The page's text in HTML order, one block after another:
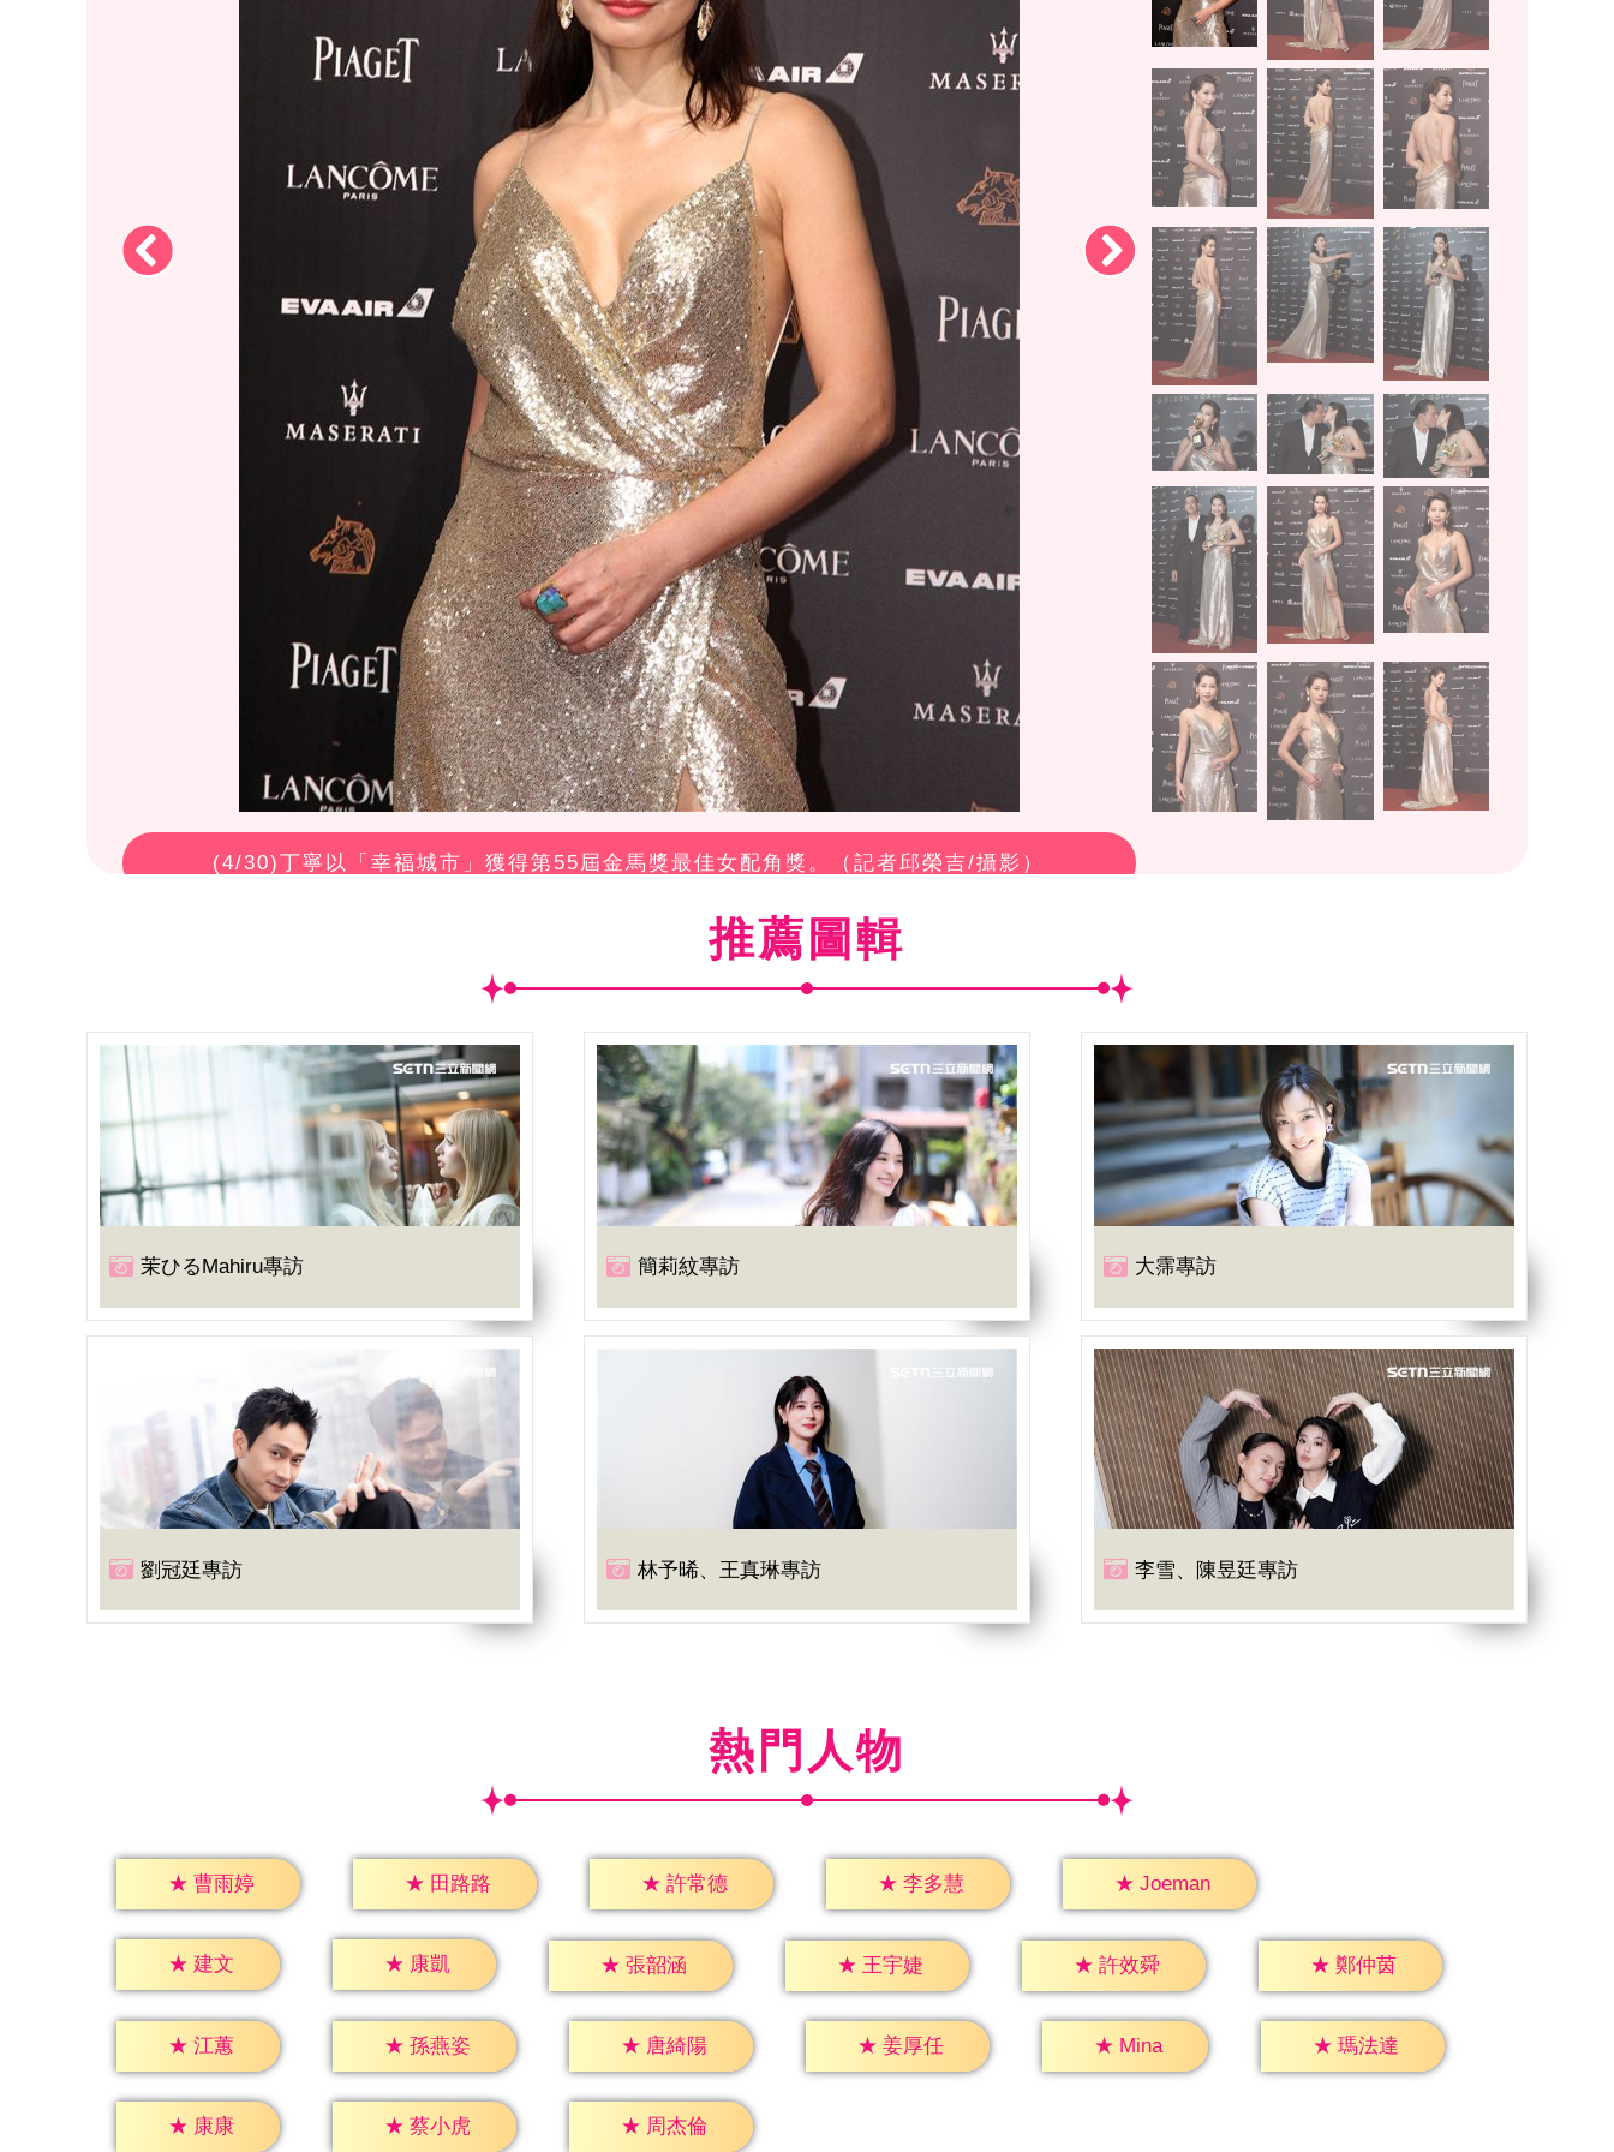
(4/30)丁寧以「幸福城市」獲得第55屆金馬獎最佳女配角獎。（記者邱榮吉/攝影）
推薦圖輯
茉ひるMahiru專訪 簡莉紋專訪 大霈專訪
劉冠廷專訪 林予晞、王真琳專訪 李雪、陳昱廷專訪
熱門人物
★ 曹雨婷 ★ 田路路 ★ 許常德 ★ 李多慧 ★ Joeman
★ 建文 ★ 康凱 ★ 張韶涵 ★ 王宇婕 ★ 許效舜 ★ 鄭仲茵
★ 江蕙 ★ 孫燕姿 ★ 唐綺陽 ★ 姜厚任 ★ Mina ★ 瑪法達
★ 康康 ★ 蔡小虎 ★ 周杰倫